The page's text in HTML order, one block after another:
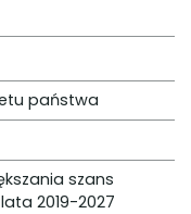
państwa
szans
2019-2027